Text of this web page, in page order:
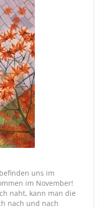
uns im
im November!
naht, kann man die
nach und nach